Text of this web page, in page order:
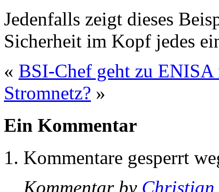
Jedenfalls zeigt dieses
Sicherheit im Kopf jedes
« BSI-Chef geht zu ENISA
Stromnetz? »
Ein Kommentar
Kommentare gesperrt
Kommentar by Christian